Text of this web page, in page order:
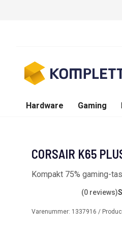
Hardware Gaming
CORSAIR K65
Kompakt 75% gaming-
(0 reviews)
Varenummer: 1337916 /